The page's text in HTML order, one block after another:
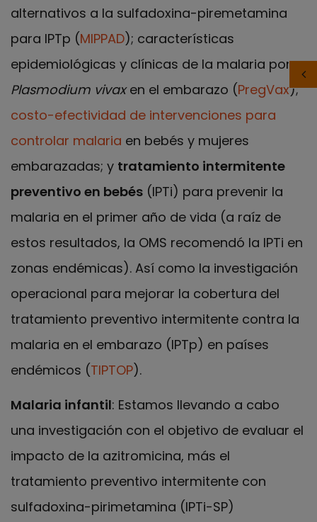
alternativos a la sulfadoxina-piremetamina
para IPTp (MIPPAD); características
epidemiológicas y clínicas de la malaria por
Plasmodium vivaxen el embarazo (PregVax);
costo-efectividad de intervenciones para
controlar malaria en bebés y mujeres
embarazadas; y tratamiento intermitente
preventivo en bebés (IPTi) para prevenir la
malaria en el primer año de vida (a raíz de
estos resultados, la OMS recomendó la IPTi en
zonas endémicas). Así como la investigación
operacional para mejorar la cobertura del
tratamiento preventivo intermitente contra la
malaria en el embarazo (IPTp) en países
endémicos (TIPTOP).
Malaria infantil: Estamos llevando a cabo
una investigación con el objetivo de evaluar el
impacto de la azitromicina, más el
tratamiento preventivo intermitente con
sulfadoxina-pirimetamina (IPTi-SP)